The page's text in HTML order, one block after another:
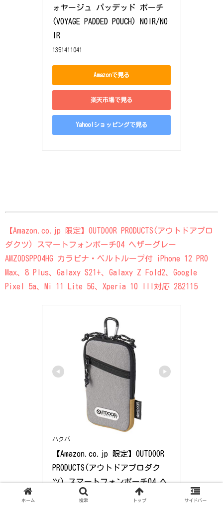
ォヤージュ パッデッド ポーチ
(VOYAGE PADDED POUCH) NOIR/NO
IR
1351411041
Amazonで見る
楽天市場で見る
Yahoo!ショッピングで見る
【Amazon.co.jp 限定】OUTDOOR PRODUCTS(アウトドアプロ
ダクツ) スマートフォンポーチ04 ヘザーグレー
AMZODSPP04HG カラビナ・ベルトループ付 iPhone 12 PRO
Max、8 Plus、Galaxy S21+、Galaxy Z Fold2、Google
Pixel 5a、Mi 11 Lite 5G、Xperia 10 III対応 282115
ハクバ
【Amazon.co.jp 限定】OUTDOOR
PRODUCTS(アウトドアプロダク
ツ) スマートフォンポーチ04 ヘ
ザーグレー AMZODSPP04HG カラ
ホーム 検索 トップ サイドバー